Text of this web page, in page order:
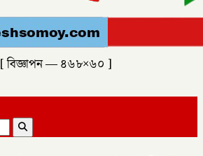
[ বিজ্ঞাপন — ৪৬৮×৬০ ]